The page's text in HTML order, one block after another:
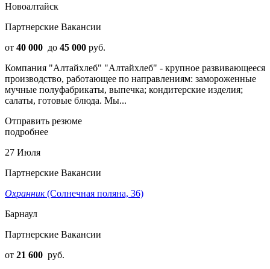
Новоалтайск
Партнерские Вакансии
от 40 000 до 45 000 руб.
Компания "Алтайхлеб" "Алтайхлеб" - крупное развивающееся
производство, работающее по направлениям: замороженные
мучные полуфабрикаты, выпечка; кондитерские изделия;
салаты, готовые блюда. Мы...
Отправить резюме
подробнее
27 Июля
Партнерские Вакансии
Охранник(Солнечная поляна, 36)
Барнаул
Партнерские Вакансии
от 21 600 руб.